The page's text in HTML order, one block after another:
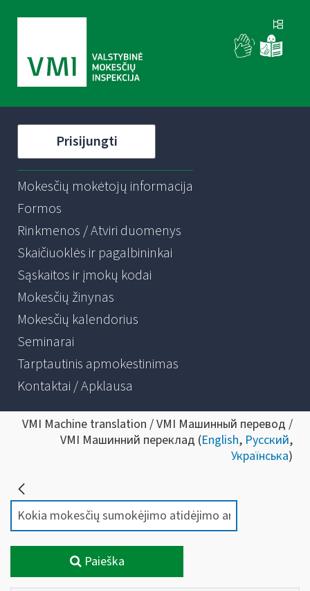
Prisijungti
Mokesčių mokėtojų informacija
Formos
Rinkmenos / Atviri duomenys
Skaičiuoklės ir pagalbininkai
Sąskaitos ir įmokų kodai
Mokesčių žinynas
Mokesčių kalendorius
Seminarai
Tarptautinis apmokestinimas
Kontaktai / Apklausa
VMI Machine translation / VMI Машинный перевод /
VMI Машинний переклад (English, Русский,
Українська)
Paieška